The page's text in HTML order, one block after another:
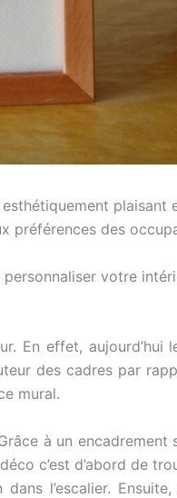
préférences des
votre
En effet,
des cadres par
mural.
à un
c’est d’abord de
l’escalier.